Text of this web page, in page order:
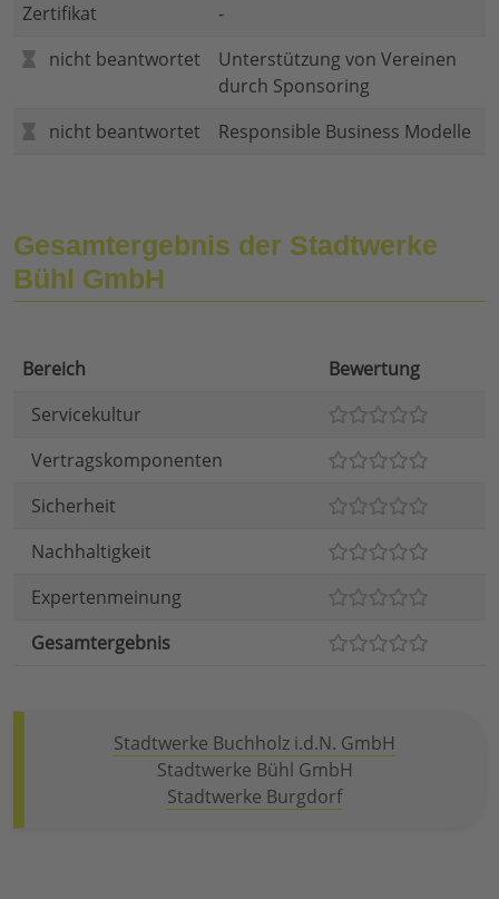
Zertifikat
-
nicht beantwortet
Unterstützung von Vereinen
durch Sponsoring
nicht beantwortet
Responsible Business Modelle
Gesamtergebnis der Stadtwerke
Bühl GmbH
Bereich
Bewertung
Servicekultur
Vertragskomponenten
Sicherheit
Nachhaltigkeit
Expertenmeinung
Gesamtergebnis
Stadtwerke Buchholz i.d.N. GmbH
Stadtwerke Bühl GmbH
Stadtwerke Burgdorf